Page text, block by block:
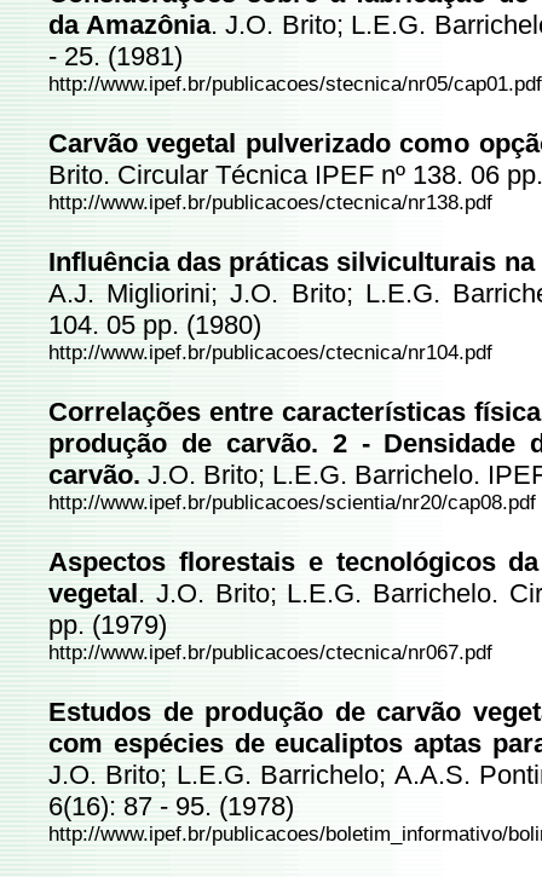
da Amazônia. J.O. Brito; L.E.G.
- 25. (1981)
http://www.ipef.br/publicacoes/stecnica/nr05/cap01.pdf
Carvão vegetal pulverizado como
Brito. Circular Técnica IPEF nº 138. 06
http://www.ipef.br/publicacoes/ctecnica/nr138.pdf
Influência das práticas silviculturais
A.J. Migliorini; J.O. Brito; L.E.G.
104. 05 pp. (1980)
http://www.ipef.br/publicacoes/ctecnica/nr104.pdf
Correlações entre características
produção de carvão. 2 - Densidade
carvão. J.O. Brito; L.E.G. Barrichelo.
http://www.ipef.br/publicacoes/scientia/nr20/cap08.pdf
Aspectos florestais e tecnológicos
vegetal. J.O. Brito; L.E.G. Barrichelo.
pp. (1979)
http://www.ipef.br/publicacoes/ctecnica/nr067.pdf
Estudos de produção de carvão
com espécies de eucaliptos aptas
J.O. Brito; L.E.G. Barrichelo; A.A.S.
6(16): 87 - 95. (1978)
http://www.ipef.br/publicacoes/boletim_informativo/